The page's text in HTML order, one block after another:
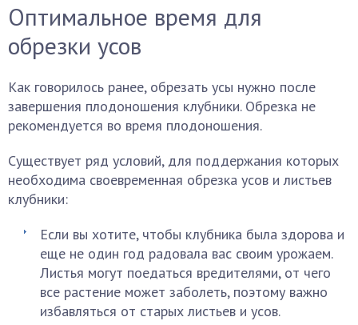
Оптимальное время для
обрезки усов
Как говорилось ранее, обрезать усы нужно после
завершения плодоношения клубники. Обрезка не
рекомендуется во время плодоношения.
Существует ряд условий, для поддержания которых
необходима своевременная обрезка усов и листьев
клубники:
Если вы хотите, чтобы клубника была здорова и
еще не один год радовала вас своим урожаем.
Листья могут поедаться вредителями, от чего
все растение может заболеть, поэтому важно
избавляться от старых листьев и усов.